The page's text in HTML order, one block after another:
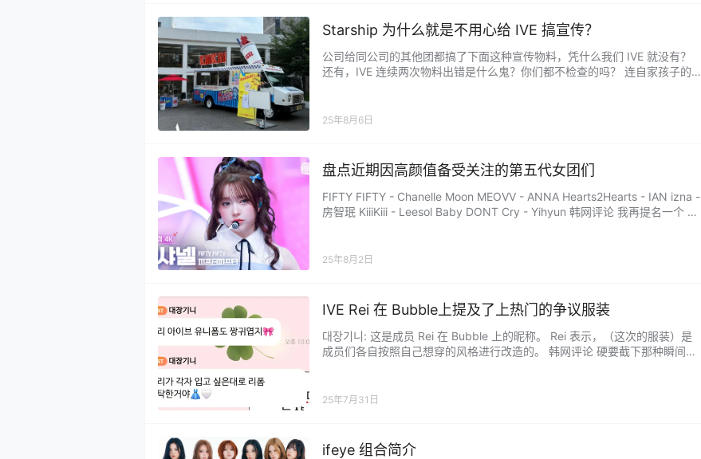
Starship 为什么就是不用心给 IVE 搞宣传？
公司给同公司的其他团都搞了下面这种宣传物料，凭什么我们 IVE 就没有？
还有，IVE 连续两次物料出错是什么鬼？你们都不检查的吗？ 连自家孩子的
司高层脑子里想的就是“反正我们就算搞得再烂，他们（粉丝）也会买单的吧”
25年8月6日
盘点近期因高颜值备受关注的第五代女团们
FIFTY FIFTY - Chanelle Moon MEOVV - ANNA Hearts2Hearts - IAN izna -
房智珉 KiiiKiii - Leesol Baby DONT Cry - Yihyun 韩网评论 我再提名一个 SA
25年8月2日
IVE Rei 在 Bubble上提及了上热门的争议服装
대장기니: 这是成员 Rei 在 Bubble 上的昵称。 Rei 表示，（这次的服装）是
成员们各自按照自己想穿的风格进行改造的。 韩网评论 硬要截下那种瞬间走
别好看，但也不至于到被骂的程度。 造型师真的很可怜… 她自己应该也知道
25年7月31日
ifeye 组合简介